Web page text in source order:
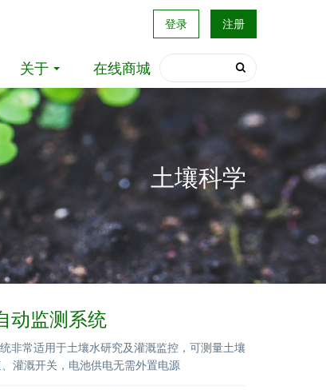
登录 注册
关于 在线商城
土壤科学
动监测系统
非常适用于土壤水研究及灌溉监控，可测量土壤
灌溉开关，电池供电无需外置电源